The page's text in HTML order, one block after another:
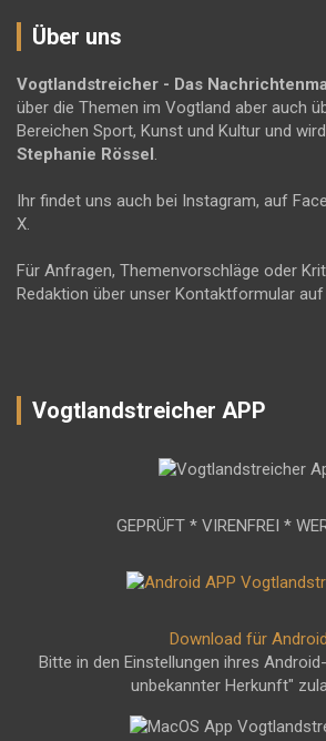
Über uns
Vogtlandstreicher - Das
über die Themen im Vogtland aber auch
Bereichen Sport, Kunst und Kultur und
Stephanie Rössel.
Ihr findet uns auch bei Instagram, auf
X.
Für Anfragen, Themenvorschläge oder
Redaktion über unser Kontaktformular
Vogtlandstreicher APP
GEPRÜFT * VIRENFREI *
Download für Android
Bitte in den Einstellungen ihres
unbekannter Herkunft"